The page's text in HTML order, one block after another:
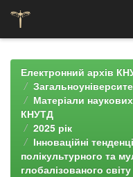
navigationЕлектронний архів
Матеріали
КНУТД
2025 рік
Інноваційні
полікультурного та
глобалізованого світу